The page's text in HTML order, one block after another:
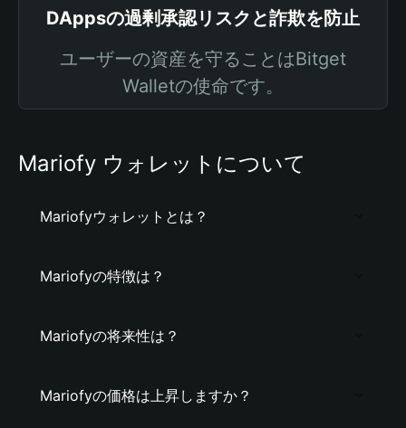
DAppsの過剰承認リスクと詐欺を防止
ユーザーの資産を守ることはBitget
Walletの使命です。
Mariofy ウォレットについて
Mariofyウォレットとは？
Mariofyの特徴は？
Mariofyの将来性は？
Mariofyの価格は上昇しますか？